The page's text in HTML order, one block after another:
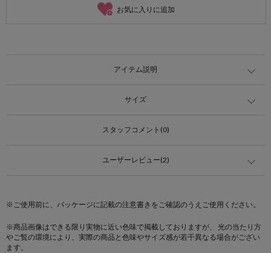
お気に入りに追加
アイテム説明
サイズ
スタッフコメント(0)
ユーザーレビュー(2)
※ご使用前に、パッケージに記載の注意書きをご確認のうえご使用ください。
※商品画像はできる限り実物に近い色味で掲載しておりますが、 光の当たり方
やご覧の環境により、実際の商品と色味やサイズ感が若干異なる場合がござい
ます。